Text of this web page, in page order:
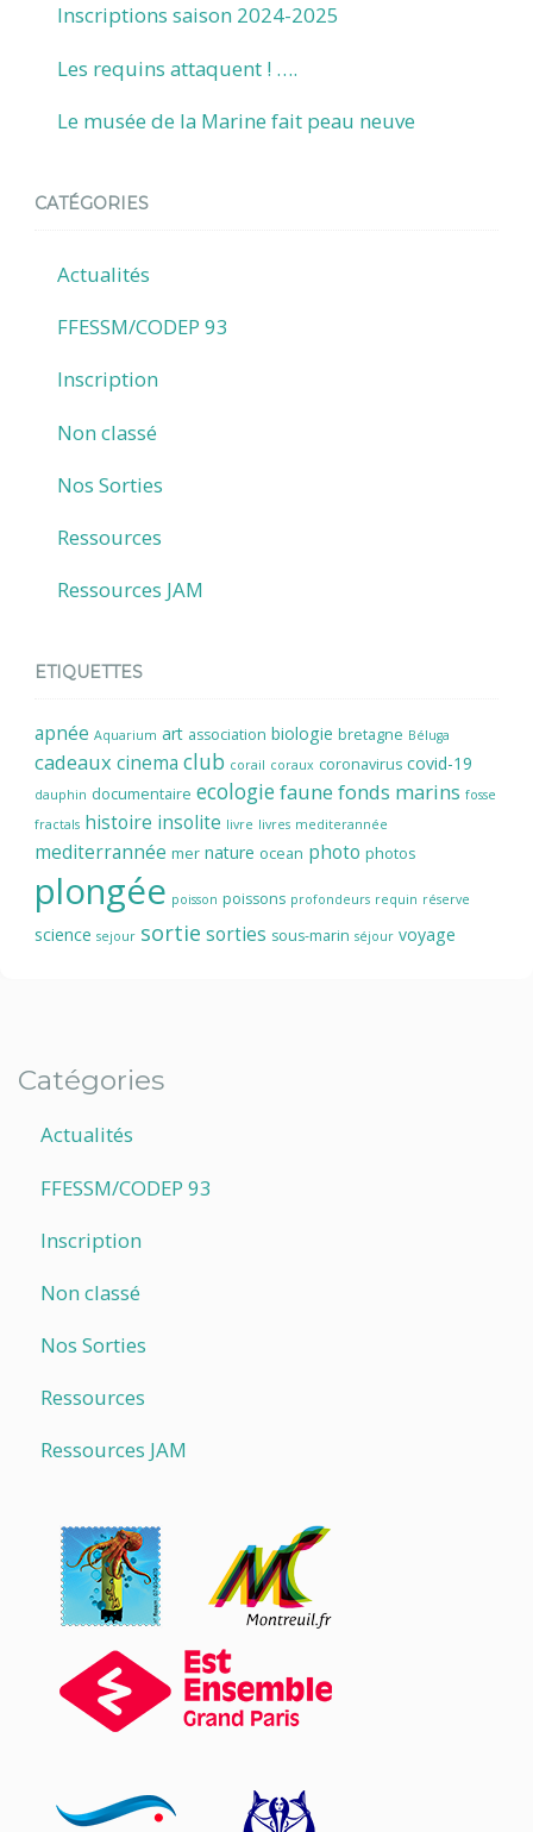
Inscriptions saison 2024-2025
Les requins attaquent ! ….
Le musée de la Marine fait peau neuve
CATÉGORIES
Actualités
FFESSM/CODEP 93
Inscription
Non classé
Nos Sorties
Ressources
Ressources JAM
ETIQUETTES
apnée Aquarium art association biologie bretagne Béluga
cadeaux cinema club corail coraux coronavirus covid-19
dauphin documentaire ecologiefaune fonds marins fosse
fractals histoire insolite livre livres mediterannée
mediterrannée mer nature ocean photo photos
plongée poisson poissons profondeurs requin réserve
science sejour sortie sorties sous-marin séjour voyage
Catégories
Actualités
FFESSM/CODEP 93
Inscription
Non classé
Nos Sorties
Ressources
Ressources JAM